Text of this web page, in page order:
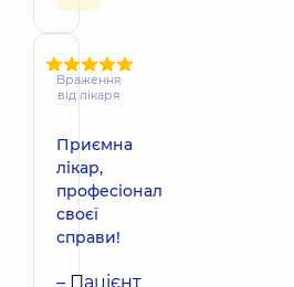
Враження
від лікаря
Приємна
лікар,
професіонал
своєї
справи!
– Пацієнт